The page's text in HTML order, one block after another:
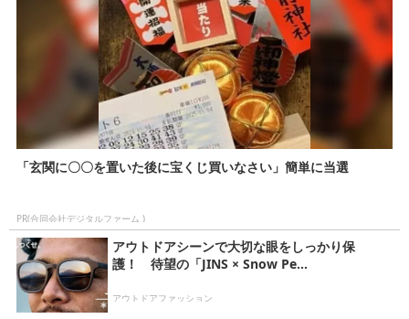
「玄関に〇〇を置いた後に宝くじ買いなさい」簡単に当選
PR(合同会社デジタルファーム )
アウトドアシーンで大切な眼をしっかり保
護！ 待望の「JINS × Snow Pe...
アウトドアファッション